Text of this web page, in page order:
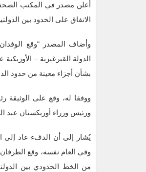
أعلن مصدر في المكتب
الاتفاق على الحدود بين
وأضاف المصدر “وقع
الدولة القيرغيزية –
بشأن أجزاء معينة من حدود
ووفقا له، وقع على
ورئيس وزراء أوزبكستان عبد